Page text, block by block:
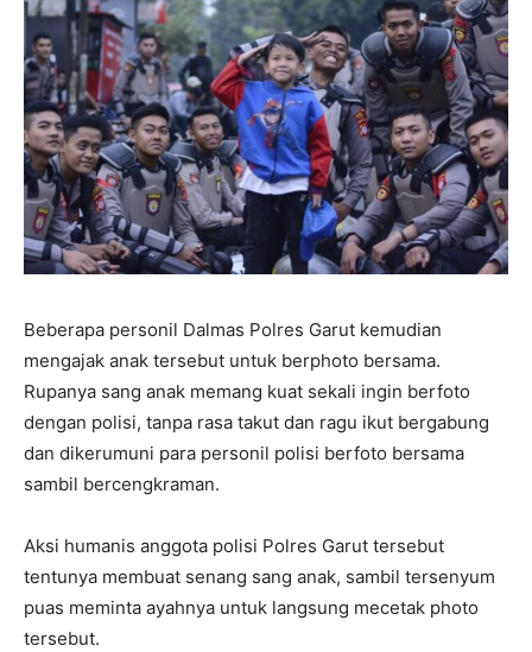
Beberapa personil Dalmas Polres Garut kemudian
mengajak anak tersebut untuk berphoto bersama.
Rupanya sang anak memang kuat sekali ingin berfoto
dengan polisi, tanpa rasa takut dan ragu ikut bergabung
dan dikerumuni para personil polisi berfoto bersama
sambil bercengkraman.
Aksi humanis anggota polisi Polres Garut tersebut
tentunya membuat senang sang anak, sambil tersenyum
puas meminta ayahnya untuk langsung mecetak photo
tersebut.